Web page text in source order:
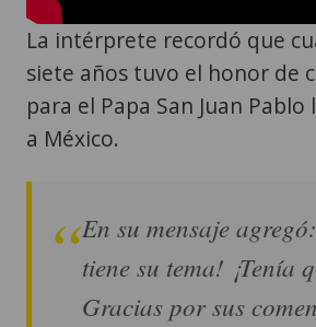
La intérprete recordó que
siete años tuvo el honor de
para el Papa San Juan Pablo
a México.
En su mensaje
tiene su tema! ¡Tenía
Gracias por sus